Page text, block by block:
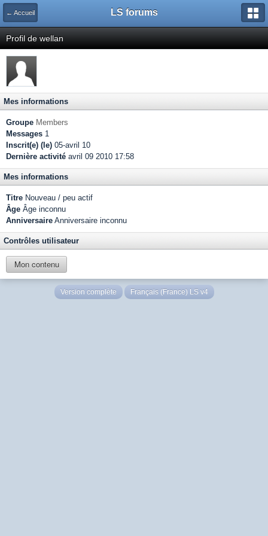
← Accueil LS forums
Profil de wellan
Mes informations
Groupe Members
Messages 1
Inscrit(e) (le) 05-avril 10
Dernière activité avril 09 2010 17:58
Mes informations
Titre Nouveau / peu actif
Âge Âge inconnu
Anniversaire Anniversaire inconnu
Contrôles utilisateur
Mon contenu
Version complète Français (France) LS v4